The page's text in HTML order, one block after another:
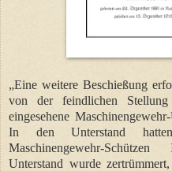
„Eine weitere Beschießung
von der feindlichen
eingesehene
In den Unterstand
Maschinengewehr-
Unterstand wurde